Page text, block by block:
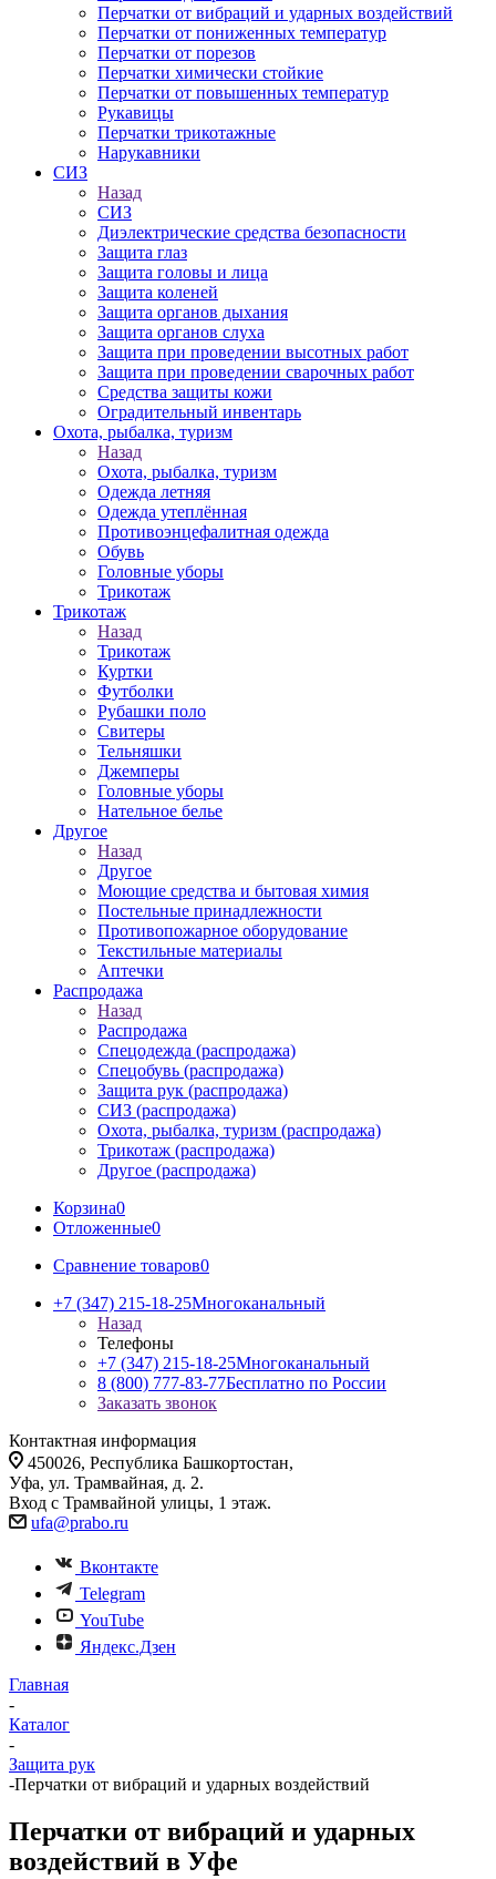
Перчатки от вибраций и ударных воздействий
Перчатки от пониженных температур
Перчатки от порезов
Перчатки химически стойкие
Перчатки от повышенных температур
Рукавицы
Перчатки трикотажные
Нарукавники
СИЗ
Назад
СИЗ
Диэлектрические средства безопасности
Защита глаз
Защита головы и лица
Защита коленей
Защита органов дыхания
Защита органов слуха
Защита при проведении высотных работ
Защита при проведении сварочных работ
Средства защиты кожи
Оградительный инвентарь
Охота, рыбалка, туризм
Назад
Охота, рыбалка, туризм
Одежда летняя
Одежда утеплённая
Противоэнцефалитная одежда
Обувь
Головные уборы
Трикотаж
Трикотаж
Назад
Трикотаж
Куртки
Футболки
Рубашки поло
Свитеры
Тельняшки
Джемперы
Головные уборы
Нательное белье
Другое
Назад
Другое
Моющие средства и бытовая химия
Постельные принадлежности
Противопожарное оборудование
Текстильные материалы
Аптечки
Распродажа
Назад
Распродажа
Спецодежда (распродажа)
Спецобувь (распродажа)
Защита рук (распродажа)
СИЗ (распродажа)
Охота, рыбалка, туризм (распродажа)
Трикотаж (распродажа)
Другое (распродажа)
Корзина0
Отложенные0
Сравнение товаров0
+7 (347) 215-18-25Многоканальный
Назад
Телефоны
+7 (347) 215-18-25Многоканальный
8 (800) 777-83-77Бесплатно по России
Заказать звонок
Контактная информация
450026, Республика Башкортостан,
Уфа, ул. Трамвайная, д. 2.
Вход с Трамвайной улицы, 1 этаж.
ufa@prabo.ru
Вконтакте
Telegram
YouTube
Яндекс.Дзен
Главная
-
Каталог
-
Защита рук
-Перчатки от вибраций и ударных воздействий
Перчатки от вибраций и ударных
воздействий в Уфе